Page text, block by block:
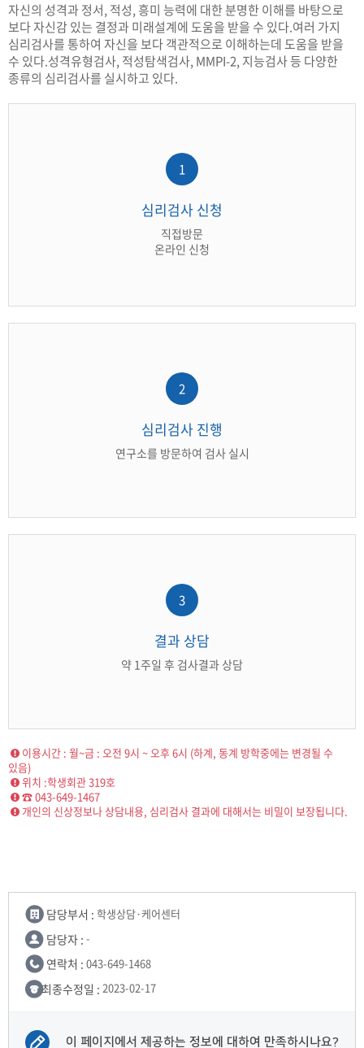
자신의 성격과 정서, 적성, 흥미 능력에 대한 분명한 이해를 바탕으로
보다 자신감 있는 결정과 미래설계에 도움을 받을 수 있다.여러 가지
심리검사를 통하여 자신을 보다 객관적으로 이해하는데 도움을 받을
수 있다.성격유형검사, 적성탐색검사, MMPI-2, 지능검사 등 다양한
종류의 심리검사를 실시하고 있다.
1
심리검사 신청
직접방문
온라인 신청
2
심리검사 진행
연구소를 방문하여 검사 실시
3
결과 상담
약 1주일 후 검사결과 상담
이용시간 : 월~금 : 오전 9시 ~ 오후 6시 (하계, 동계 방학중에는 변경될 수
있음)
위치 :학생회관 319호
☎ 043-649-1467
개인의 신상정보나 상담내용, 심리검사 결과에 대해서는 비밀이 보장됩니다.
담당부서 : 학생상담·케어센터
담당자 : -
연락처 : 043-649-1468
최종수정일 : 2023-02-17
이 페이지에서 제공하는 정보에 대하여 만족하시나요?